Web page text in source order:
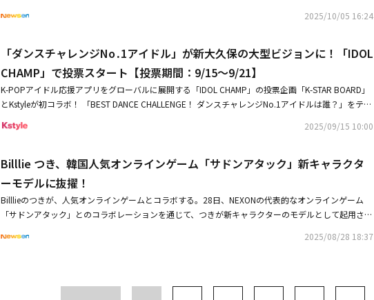
（日本の相撲の横綱に相当）出身のイ・テヒョン解説委員も登場し、専門性と面白さを加える予定
続き、今年のシルムを彩る新たな女性アイドルは誰か、期待が高まっている。今回のシルム種目で
は、計8チーム24名のアイドル選手が出場し、決勝戦へ向けた激しい勝負を予告。Hearts2Heartsのジ
ウ、ステラ、イェオンから、FIFTY FIFTYのイェウォン、ハナ、アテナ、Billlieのムン・スア、スヒョ
ン、つき、tripleSのジウ、ニエン、リンなど、各チームを代表する強力なラインナップが注目を集め
る。特にムン・スアは、家族にシルム選手出身者がいることで知られ、皆の好奇心を掻き立ててい
る。直接トレーニングを指導したイ・テヒョン解説委員は「小さな体格から噴き出す驚異的な力と意
用するのはもちろん、腰帯を掴んだ瞬間から本格的な気迫のぶつかり合いと戦略戦に突入する姿が捉
えられ、現場が一気に張り詰めた緊張感で満たされたという。金メダルを獲得したら所属事務所の代
表に車を買ってほしいと要求したチームもあり、現場を笑いの渦に巻き込んだとのこと。果たしてど
のチームがメダルを掴み取るか注目だ。
2025/10/05 16:24
「ダンスチャレンジNo․1アイドル」が新大久保の大型ビジョンに！「IDOL
CHAMP」で投票スタート【投票期間：9/15～9/21】
K-POPアイドル応援アプリをグローバルに展開する「IDOL CHAMP」の投票企画「K-STAR BOARD」
とKstyleが初コラボ！ 「BEST DANCE CHALLENGE！ ダンスチャレンジNo.1アイドルは誰？」をテー
は、新大久保の大型ビジョンで応援広告を放映！ さらに、Kstyleでも特集予定。投票方法は、IDOL C
す。投票期間は、2025年9月15日（月）10:00～9月21日（日）23:59まで。結果発表は、9月23
（火）ごろを予定。KstyleおよびIDOL CHAMPアプリの特設ページで発表します。「K-STAR BOARD
×Kstyle」＜投票期間＞2025年9月15日（月）10:00～9月21日（日）23:59＜投票部門＞【BEST DA
NCE CHALLENGE】ダンスチャレンジNo.1アイドルは誰？＜結果発表＞2025年9月23日（火）ごろを
予定＜投票条件＞投票にはIDOL CHAMP内で使える「Ruby CHAMSIM」が必要です。20Ruby CHAMSI
Mを1票として投票を行えます。◆iPhoneユーザーの投票はコチラ◆Androidユーザーの投票はコチ
2025/09/15 10:00
Billlie つき、韓国人気オンラインゲーム「サドンアタック」新キャラクタ
ーモデルに抜擢！
Billlieのつきが、人気オンラインゲームとコラボする。28日、NEXONの代表的なオンラインゲーム
「サドンアタック」とのコラボレーションを通じて、つきが新キャラクターのモデルとして起用され
ジティブなエネルギーがそのまま溶け込んでいる。つきの臨場感あふれるビジュアルと愛らしい雰囲
て活躍。今回はオンラインゲームのキャラクターモデルにまで抜擢され、人気を証明した。・Billlie
2025/08/28 18:37